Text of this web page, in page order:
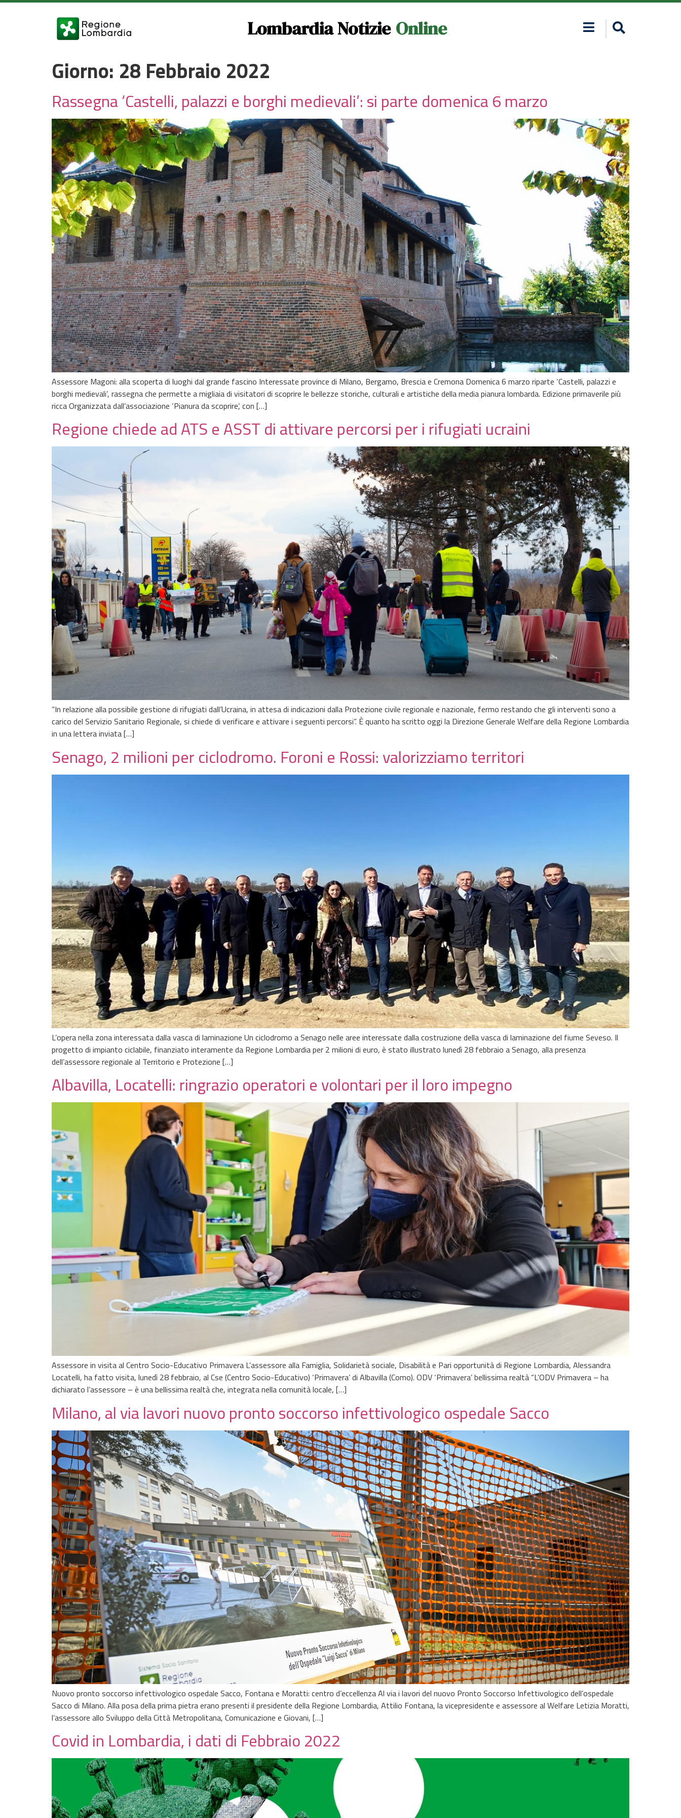
Lombardia Notizie Online
Giorno: 28 Febbraio 2022
Rassegna ‘Castelli, palazzi e borghi medievali’: si parte domenica 6 marzo
Assessore Magoni: alla scoperta di luoghi dal grande fascino Interessate province di Milano, Bergamo, Brescia e Cremona Domenica 6 marzo riparte ‘Castelli, palazzi e
borghi medievali‘, rassegna che permette a migliaia di visitatori di scoprire le bellezze storiche, culturali e artistiche della media pianura lombarda. Edizione primaverile più
ricca Organizzata dall’associazione ‘Pianura da scoprire’, con […]
Regione chiede ad ATS e ASST di attivare percorsi per i rifugiati ucraini
“In relazione alla possibile gestione di rifugiati dall’Ucraina, in attesa di indicazioni dalla Protezione civile regionale e nazionale, fermo restando che gli interventi sono a
carico del Servizio Sanitario Regionale, si chiede di verificare e attivare i seguenti percorsi”. È quanto ha scritto oggi la Direzione Generale Welfare della Regione Lombardia
in una lettera inviata […]
Senago, 2 milioni per ciclodromo. Foroni e Rossi: valorizziamo territori
L’opera nella zona interessata dalla vasca di laminazione Un ciclodromo a Senago nelle aree interessate dalla costruzione della vasca di laminazione del fiume Seveso. Il
progetto di impianto ciclabile, finanziato interamente da Regione Lombardia per 2 milioni di euro, è stato illustrato lunedì 28 febbraio a Senago, alla presenza
dell’assessore regionale al Territorio e Protezione […]
Albavilla, Locatelli: ringrazio operatori e volontari per il loro impegno
Assessore in visita al Centro Socio-Educativo Primavera L’assessore alla Famiglia, Solidarietà sociale, Disabilità e Pari opportunità di Regione Lombardia, Alessandra
Locatelli, ha fatto visita, lunedì 28 febbraio, al Cse (Centro Socio-Educativo) ‘Primavera’ di Albavilla (Como). ODV ‘Primavera’ bellissima realtà “L’ODV Primavera – ha
dichiarato l’assessore – è una bellissima realtà che, integrata nella comunità locale, […]
Milano, al via lavori nuovo pronto soccorso infettivologico ospedale Sacco
Nuovo pronto soccorso infettivologico ospedale Sacco, Fontana e Moratti: centro d’eccellenza Al via i lavori del nuovo Pronto Soccorso Infettivologico dell’ospedale
Sacco di Milano. Alla posa della prima pietra erano presenti il presidente della Regione Lombardia, Attilio Fontana, la vicepresidente e assessore al Welfare Letizia Moratti,
l’assessore allo Sviluppo della Città Metropolitana, Comunicazione e Giovani, […]
Covid in Lombardia, i dati di Febbraio 2022